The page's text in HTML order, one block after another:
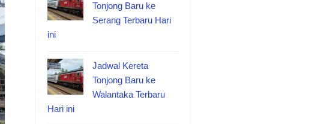
Tonjong Baru ke
Serang Terbaru Hari
ini
Jadwal Kereta
Tonjong Baru ke
Walantaka Terbaru
Hari ini